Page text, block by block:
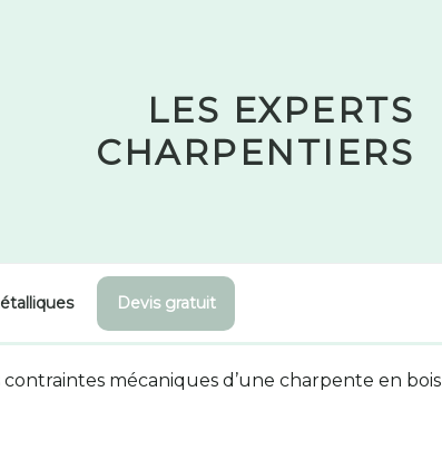
LES EXPERTS
CHARPENTIERS
Devis gratuit
mécaniques d’une charpente en bois